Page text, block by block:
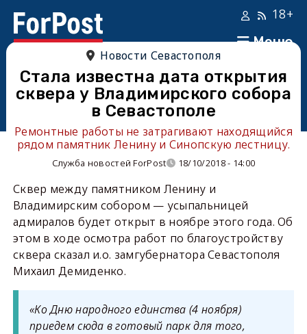
Меню
18+
Новости Севастополя
Стала известна дата открытия
сквера у Владимирского собора
в Севастополе
Ремонтные работы не затрагивают находящийся
рядом памятник Ленину и Синопскую лестницу.
Служба новостей ForPost 18/10/2018 - 14:00
Сквер между памятником Ленину и
Владимирским собором — усыпальницей
адмиралов будет открыт в ноябре этого года. Об
этом в ходе осмотра работ по благоустройству
сквера сказал и.о. замгубернатора Севастополя
Михаил Демиденко.
«Ко Дню народного единства (4 ноября)
приедем сюда в готовый парк для того,